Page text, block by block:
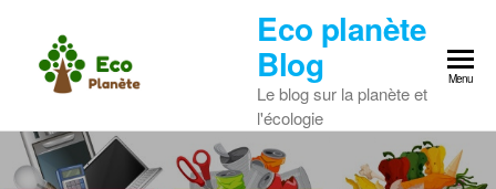
content
Eco planète
Blog
Le blog sur la planète et
l'écologie
Menu